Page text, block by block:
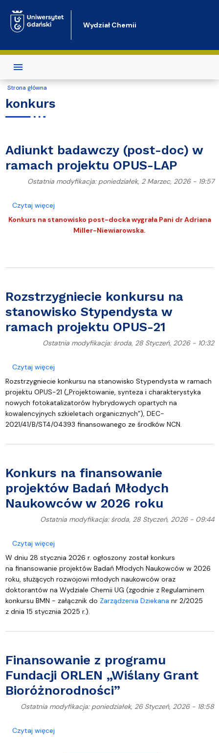
Wydział Chemii
Strona główna
konkurs
Adiunkt badawczy (post-doc) w
ramach projektu OPUS-LAP
Ostatnia modyfikacja: poniedziałek, 2 Marzec, 2026 - 19:57
Czytaj więcejo Adiunkt badawczy (post-doc) w ramach
Konkurs na stanowisko post-docka wygrała Pani dr Adriana
Miller-Niewiarowska.
Rozstrzygniecie konkursu na
stanowisko Stypendysta w
ramach projektu OPUS-21
Ostatnia modyfikacja: środa, 28 Styczeń, 2026 - 10:32
Czytaj więcejo Rozstrzygniecie konkursu na stanowisko
Rozstrzygniecie konkursu na stanowisko Stypendysta w ramach
projektu OPUS-21 („Projektowanie, synteza i charakterystyka
nowych fotokatalizatorów hybrydowych opartych na
kowalencyjnych szkieletach organicznych”), DEC-
2021/41/B/ST4/04393 finansowanego ze środków NCN.
Konkurs na finansowanie
projektów Badań Młodych
Naukowców w 2026 roku
Ostatnia modyfikacja: środa, 28 Styczeń, 2026 - 09:44
Czytaj więcejo Konkurs na finansowanie projektów Badań
W dniu 28 stycznia 2026 r. ogłoszony został konkurs
na finansowanie projektów Badań Młodych Naukowców w 2026
roku, służących rozwojowi młodych naukowców oraz
doktorantów na Wydziale Chemii UG (zgodnie z Regulaminem
konkursu BMN - załącznik do Zarządzenia Dziekana nr 2/2025
z dnia 15 stycznia 2025 r.).
Finansowanie z programu
Fundacji ORLEN „Wiślany Grant
Bioróżnorodności”
Ostatnia modyfikacja: poniedziałek, 26 Styczeń, 2026 - 18:58
Czytaj więcejo Finansowanie z programu Fundacji ORLEN